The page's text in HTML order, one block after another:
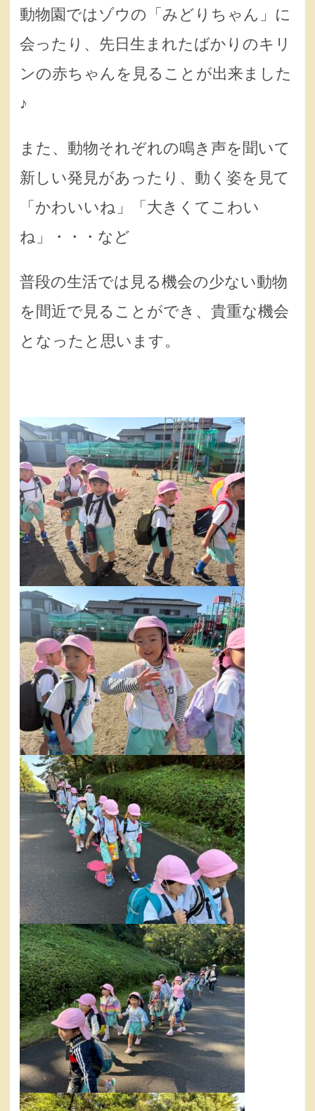
動物園ではゾウの「みどりちゃん」に
会ったり、先日生まれたばかりのキリ
ンの赤ちゃんを見ることが出来ました
♪
また、動物それぞれの鳴き声を聞いて
新しい発見があったり、動く姿を見て
「かわいいね」「大きくてこわい
ね」・・・など
普段の生活では見る機会の少ない動物
を間近で見ることができ、貴重な機会
となったと思います。